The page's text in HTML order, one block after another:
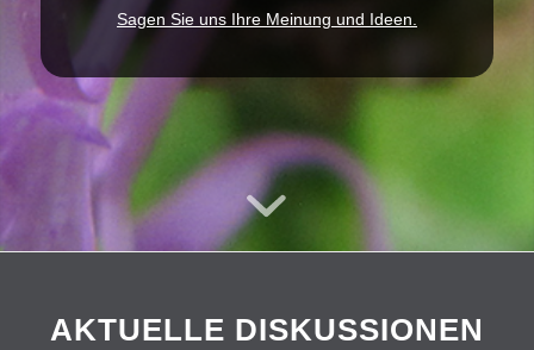
Sagen Sie uns Ihre Meinung und Ideen.
AKTUELLE DISKUSSIONEN